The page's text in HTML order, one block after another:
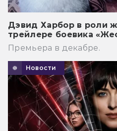
Дэвид Харбор в роли
трейлере боевика
Премьера в декабре.
Новости